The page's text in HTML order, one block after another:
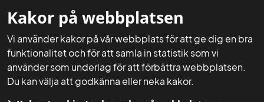
Kakor på webbplatsen
Vi använder kakor på vår webbplats för att ge dig en bra
funktionalitet och för att samla in statistik som vi
använder som underlag för att förbättra webbplatsen.
Du kan välja att godkänna eller neka kakor.
Mina sidor